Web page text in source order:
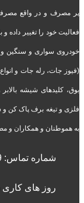
پر مصرف و در واقع
فعالیت خود را تغییر داده و
خودروی سواری و سنگین و
(فیوز جات، رله جات و
بوق، کلیدهای شیشه
فلزی و تیغه برف پاک کن
به هموطنان و همکاران و
شماره تماس:
روز های کاری